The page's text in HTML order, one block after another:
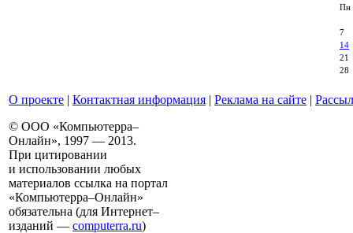
Пн
7
14
21
28
О проекте | Контактная информация | Реклама на сайте |
© ООО «Компьютерра–
Онлайн», 1997 — 2013.
При цитировании
и использовании любых
материалов ссылка на портал
«Компьютерра–Онлайн»
обязательна (для Интернет–
изданий — computerra.ru)